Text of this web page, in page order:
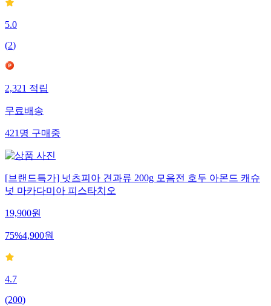
5.0
(2)
2,321적립
무료배송
421명구매중
[브랜드특가] 넛츠피아 견과류 200g 모음전 호두 아몬드 캐슈
넛 마카다미아 피스타치오
19,900원
75%4,900원
4.7
(200)